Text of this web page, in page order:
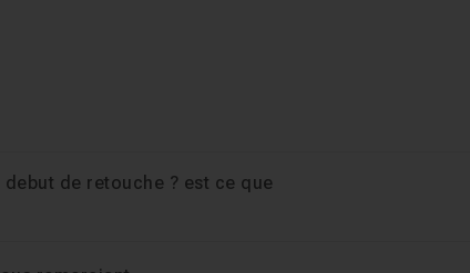
de retouche ? est ce que